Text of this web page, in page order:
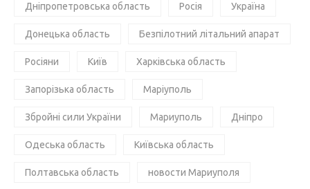
Дніпропетровська область Росія Україна
Донецька область Безпілотний літальний апарат
Росіяни Київ Харківська область
Запорізька область Маріуполь
Збройні сили України Мариуполь Дніпро
Одеська область Київська область
Полтавська область новости Мариуполя